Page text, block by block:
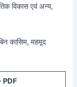
विकास एवं अन्य,
कासिम, महमूद